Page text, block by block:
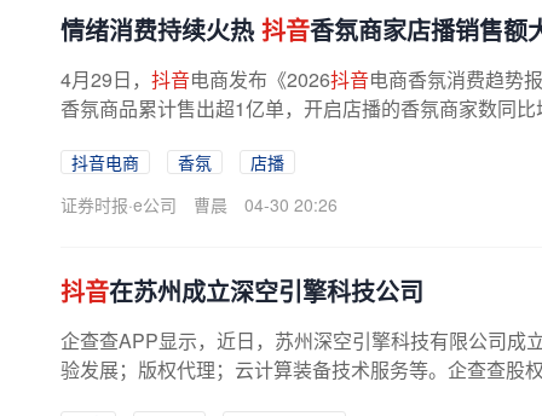
情绪消费持续火热抖音香氛商家店播销售额
4月29日， 抖音电商发布《2026抖音电商香氛消费趋势
香氛商品累计售出超1亿单，开启店播的香氛商家数同
抖音电商 香氛
店播
证券时报·e公司
曹晨 04-30 20:26
抖音在苏州成立深空引擎科技公司
企查查APP显示，近日，苏州深空引擎科技有限公司成
验发展；版权代理；云计算装备技术服务等。企查查股